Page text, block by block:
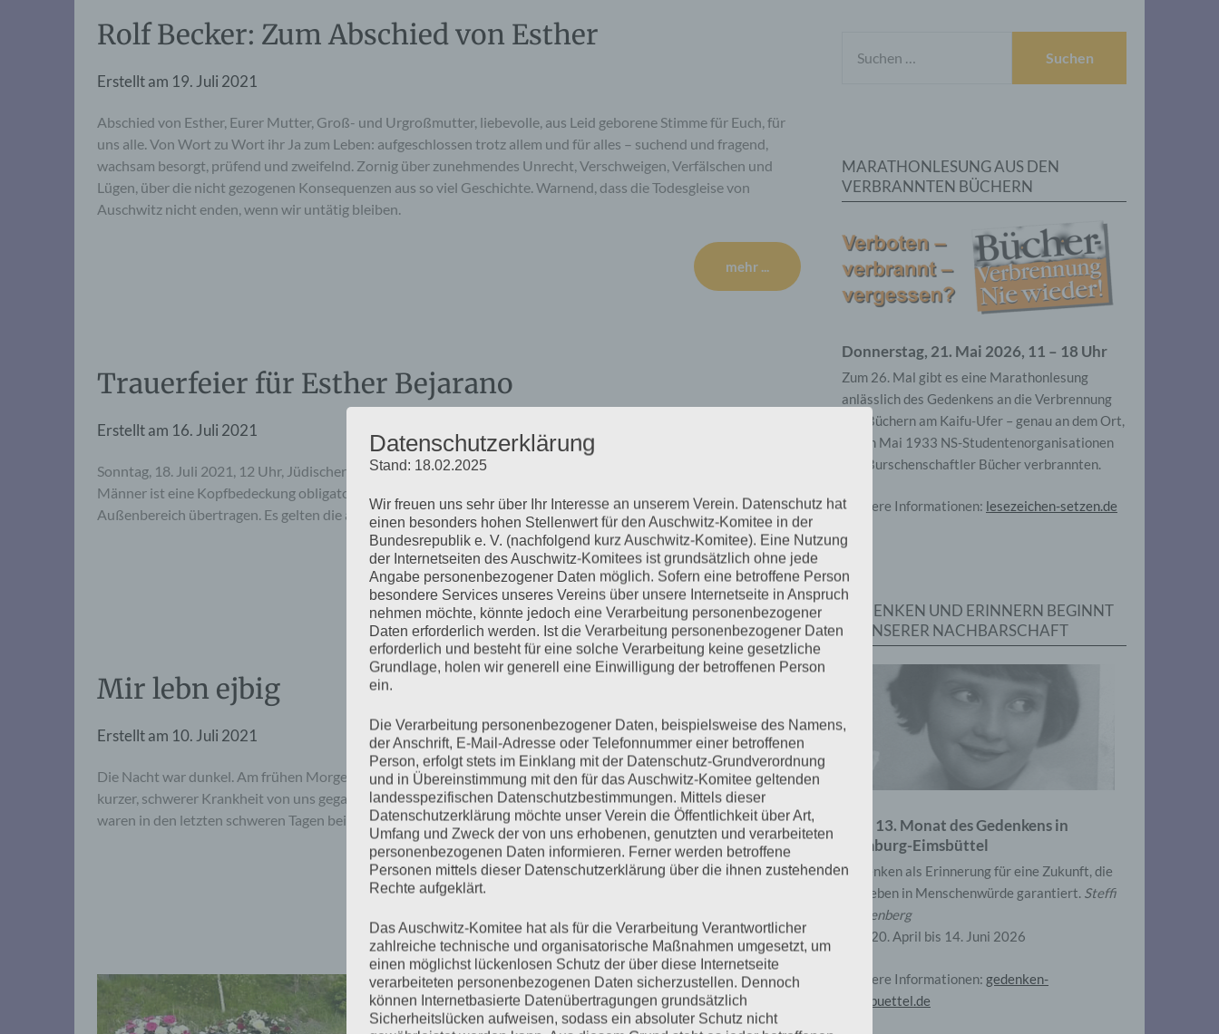
Rolf Becker: Zum Abschied von Esther
Erstellt am 19. Juli 2021
Abschied von Esther, Eurer Mutter, Groß- und Urgroßmutter, liebevolle, aus Leid geborene Stimme für Euch, für
uns alle. Von Wort zu Wort ihr Ja zum Leben: aufgeschlossen trotz allem und für alles – suchend und fragend,
wachsam besorgt, prüfend und zweifelnd. Zornig über zunehmendes Unrecht, Verschweigen, Verfälschen und
Lügen, über die nicht gezogenen Konsequenzen aus so viel Geschichte. Warnend, dass die Todesgleise von
Auschwitz nicht enden, wenn wir untätig bleiben.
mehr ...
Trauerfeier für Esther Bejarano
Erstellt am 16. Juli 2021
Sonntag, 18. Juli 2021, 12 Uhr, Jüdischer Friedhof HH-Ohlsdorf, Ilandkoppel 68 in Hamburg-Ohlsdorf. Für
Männer ist eine Kopfbedeckung obligatorisch. Die Sitzplätze sind begrenzt, die Trauerfeier wird in den
Außenbereich übertragen. Es gelten die aktuellen Corona-Regeln. (Bitte 60-90 Min. vorher da sein)
mehr ...
Mir lebn ejbig
Erstellt am 10. Juli 2021
Die Nacht war dunkel. Am frühen Morgen des 10. Juli 2021 ist Esther Bejarano im Alter von 96 Jahren nach
kurzer, schwerer Krankheit von uns gegangen. Sie war nicht allein, ihre Familie und ihre Freundinnen und Freunde
waren in den letzten schweren Tagen bei ihr.
mehr ...
NACH:
MARATHONLESUNG AUS DEN
VERBRANNTEN BÜCHERN
Donnerstag, 21. Mai 2026, 11 – 18 Uhr
Zum 26. Mal gibt es eine Marathonlesung
anlässlich des Gedenkens an die Verbrennung
von Büchern am Kaifu-Ufer – genau an dem Ort,
wo im Mai 1933 NS-Studentenorganisationen
und Burschenschaftler Bücher verbrannten.
Weitere Informationen: lesezeichen-setzen.de
GEDENKEN UND ERINNERN BEGINNT
IN UNSERER NACHBARSCHAFT
Zum 13. Monat des Gedenkens in
Hamburg-Eimsbüttel
Gedenken als Erinnerung für eine Zukunft, die
ein Leben in Menschenwürde garantiert. Steffi
Wittenberg
Vom 20. April bis 14. Juni 2026
Weitere Informationen: gedenken-
eimsbuettel.de
Datenschutzerklärung
Stand: 18.02.2025
Wir freuen uns sehr über Ihr Interesse an unserem Verein. Datenschutz hat
einen besonders hohen Stellenwert für den Auschwitz-Komitee in der
Bundesrepublik e. V. (nachfolgend kurz Auschwitz-Komitee). Eine Nutzung
der Internetseiten des Auschwitz-Komitees ist grundsätzlich ohne jede
Angabe personenbezogener Daten möglich. Sofern eine betroffene Person
besondere Services unseres Vereins über unsere Internetseite in Anspruch
nehmen möchte, könnte jedoch eine Verarbeitung personenbezogener
Daten erforderlich werden. Ist die Verarbeitung personenbezogener Daten
erforderlich und besteht für eine solche Verarbeitung keine gesetzliche
Grundlage, holen wir generell eine Einwilligung der betroffenen Person
ein.
Die Verarbeitung personenbezogener Daten, beispielsweise des Namens,
der Anschrift, E-Mail-Adresse oder Telefonnummer einer betroffenen
Person, erfolgt stets im Einklang mit der Datenschutz-Grundverordnung
und in Übereinstimmung mit den für das Auschwitz-Komitee geltenden
landesspezifischen Datenschutzbestimmungen. Mittels dieser
Datenschutzerklärung möchte unser Verein die Öffentlichkeit über Art,
Umfang und Zweck der von uns erhobenen, genutzten und verarbeiteten
personenbezogenen Daten informieren. Ferner werden betroffene
Personen mittels dieser Datenschutzerklärung über die ihnen zustehenden
Rechte aufgeklärt.
Das Auschwitz-Komitee hat als für die Verarbeitung Verantwortlicher
zahlreiche technische und organisatorische Maßnahmen umgesetzt, um
einen möglichst lückenlosen Schutz der über diese Internetseite
verarbeiteten personenbezogenen Daten sicherzustellen. Dennoch
können Internetbasierte Datenübertragungen grundsätzlich
Sicherheitslücken aufweisen, sodass ein absoluter Schutz nicht